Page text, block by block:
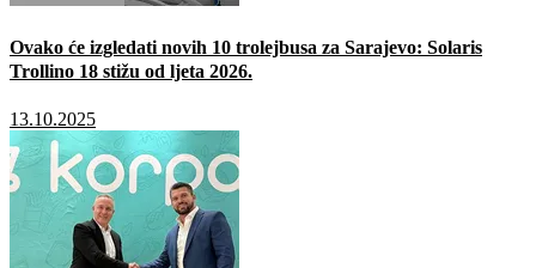
Ovako će izgledati novih 10 trolejbusa za Sarajevo: Solaris
Trollino 18 stižu od ljeta 2026.
13.10.2025